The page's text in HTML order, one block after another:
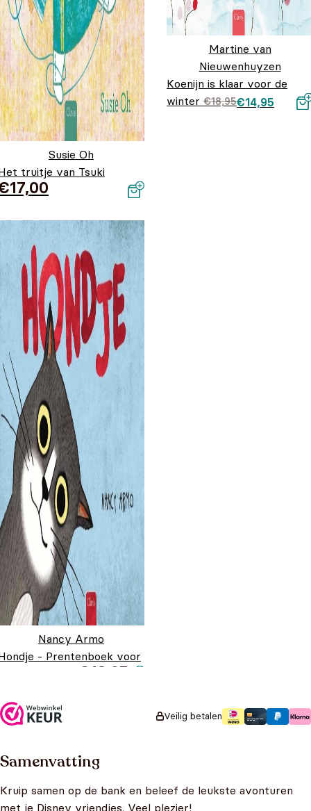
Susie Oh
truitje van Tsuki
17,00
Martine van
Nieuwenhuyzen
Koenijn is klaar voor de
winter €18,95€14,95
Huidige prijs
Nancy Armo
- Prentenboek voor
€ 18,95
Veilig betalen
Samenvatting
Kruip samen op de bank en beleef de leukste avonturen
met je Disney vriendjes. Veel plezier!